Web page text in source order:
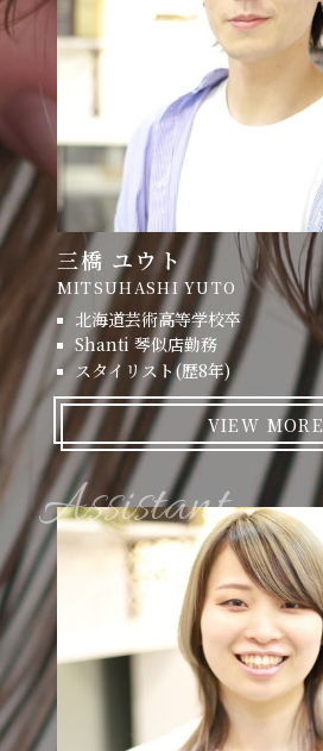
三橋 ユウト
MITSUHASHI YUTO
北海道芸術高等学校卒
Shanti 琴似店勤務
スタイリスト(歴8年)
VIEW MORE
Assistant